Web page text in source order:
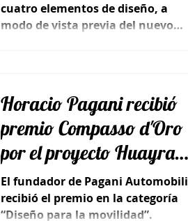
cuatro elementos de diseño, a
modo de vista previa del nuevo
Horacio Pagani recibió
premio Compasso d'Oro
por el proyecto Huayra
Roadster BC
El fundador de Pagani Automobili
recibió el premio en la categoría
“Diseño para la movilidad”.